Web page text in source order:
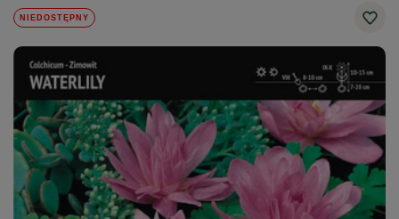
NIEDOSTĘPNY